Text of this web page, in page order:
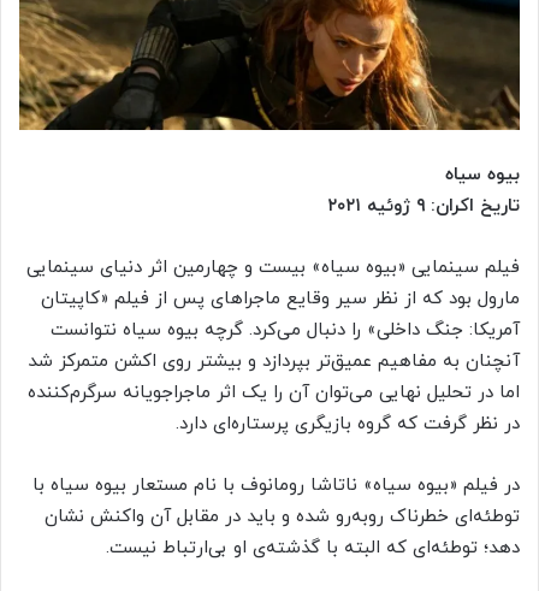
بیوه سیاه
تاریخ اکران: ۹ ژوئیه ۲۰۲۱
فیلم سینمایی «بیوه سیاه» بیست و چهارمین اثر دنیای سینمایی
مارول بود که از نظر سیر وقایع ماجراهای پس از فیلم «کاپیتان
آمریکا: جنگ داخلی» را دنبال می‌کرد. گرچه بیوه سیاه نتوانست
آنچنان به مفاهیم عمیق‌تر بپردازد و بیشتر روی اکشن متمرکز شد
اما در تحلیل نهایی می‌توان آن را یک اثر ماجراجویانه سرگرم‌کننده
در نظر گرفت که گروه بازیگری پرستاره‌ای دارد.
در فیلم «بیوه سیاه» ناتاشا رومانوف با نام مستعار بیوه سیاه با
توطئه‌ای خطرناک روبه‌رو شده و باید در مقابل آن واکنش نشان
دهد؛ توطئه‌ای که البته با گذشته‌ی او بی‌ارتباط نیست.